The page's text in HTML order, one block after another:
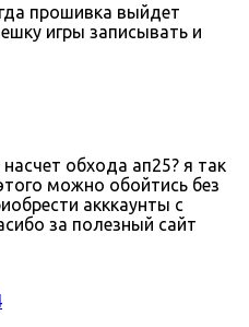
прошивка выйдет
игры записывать и
обхода ап25? я так
можно обойтись без
акккаунты с
за полезный сайт